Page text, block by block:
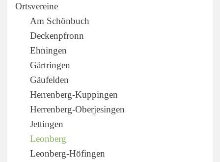
Ortsvereine
Am Schönbuch
Deckenpfronn
Ehningen
Gärtringen
Gäufelden
Herrenberg-Kuppingen
Herrenberg-Oberjesingen
Jettingen
Leonberg
Leonberg-Höfingen